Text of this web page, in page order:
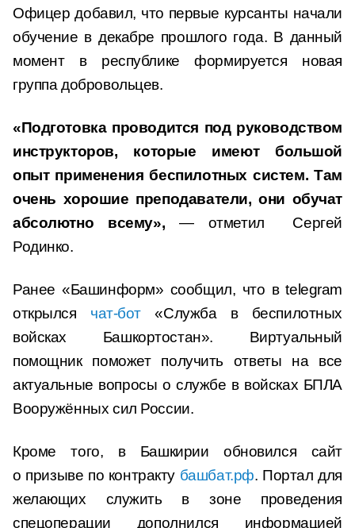
Офицер добавил, что первые курсанты начали
обучение в декабре прошлого года. В данный
момент в республике формируется новая
группа добровольцев.
«Подготовка проводится под руководством
инструкторов, которые имеют большой
опыт применения беспилотных систем. Там
очень хорошие преподаватели, они обучат
абсолютно всему»,— отметил Сергей
Родинко.
Ранее «Башинформ» сообщил, что в telegram
открылся чат-бот «Служба в беспилотных
войсках Башкортостан». Виртуальный
помощник поможет получить ответы на все
актуальные вопросы о службе в войсках БПЛА
Вооружённых сил России.
Кроме того, в Башкирии обновился сайт
о призыве по контракту башбат.рф. Портал для
желающих служить в зоне проведения
спецоперации дополнился информацией